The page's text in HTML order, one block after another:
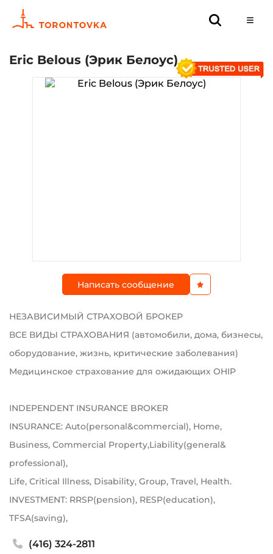
Eric Belous (Эрик Белоус)
Написать сообщение
НЕЗАВИСИМЫЙ СТРАХОВОЙ БРОКЕР
ВСЕ ВИДЫ СТРАХОВАНИЯ (автомобили, дома, бизнесы,
оборудование, жизнь, критические заболевания)
Медицинское страхование для ожидающих OHIP
INDEPENDENT INSURANCE BROKER
INSURANCE: Auto(personal&commercial), Home,
Business, Commercial Property,Liability(general&
professional),
Life, Critical Illness, Disability, Group, Travel, Health.
INVESTMENT: RRSP(pension), RESP(education),
TFSA(saving),
(416) 324-2811